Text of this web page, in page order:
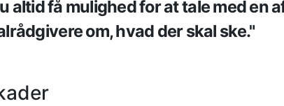
altid få mulighed for at tale med en
om, hvad der skal ske.